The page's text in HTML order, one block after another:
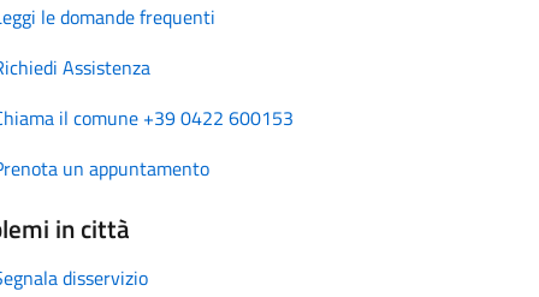
le domande frequenti
Assistenza
il comune +39 0422 600153
un appuntamento
in città
disservizio